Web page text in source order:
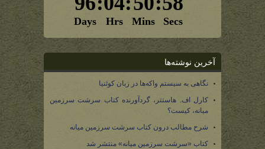
آخرین نوشته‌ها
نگاهی به سیستم واکه‌ها در زبان کوئنیا
کارل اف. هاستتر، گردآورنده کتاب سرشت سرزمین
میانه، کیست؟
شرح مطالب درون کتاب سرشت سرزمین میانه
کتاب «سرشت سرزمین میانه» منتشر شد